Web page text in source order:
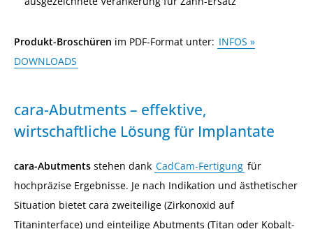
Produkt-Broschüren im PDF-Format unter: INFOS »
DOWNLOADS
cara-Abutments – effektive,
wirtschaftliche Lösung für Implantate
cara-Abutments stehen dank CadCam-Fertigung für
hochpräzise Ergebnisse. Je nach Indikation und ästhetischer
Situation bietet cara zweiteilige (Zirkonoxid auf
Titaninterface) und einteilige Abutments (Titan oder Kobalt-